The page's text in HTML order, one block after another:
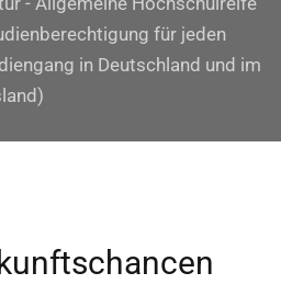
für jeden
in Deutschland und im